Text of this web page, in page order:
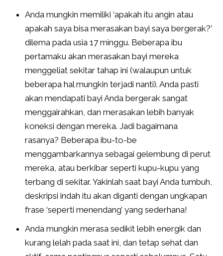
Anda mungkin memiliki ‘apakah itu angin atau
apakah saya bisa merasakan bayi saya bergerak?’
dilema pada usia 17 minggu. Beberapa ibu
pertamaku akan merasakan bayi mereka
menggeliat sekitar tahap ini (walaupun untuk
beberapa hal mungkin terjadi nanti). Anda pasti
akan mendapati bayi Anda bergerak sangat
menggairahkan, dan merasakan lebih banyak
koneksi dengan mereka. Jadi bagaimana
rasanya? Beberapa ibu-to-be
menggambarkannya sebagai gelembung di perut
mereka, atau berkibar seperti kupu-kupu yang
terbang di sekitar. Yakinlah saat bayi Anda tumbuh,
deskripsi indah itu akan diganti dengan ungkapan
frase ‘seperti menendang’ yang sederhana!
Anda mungkin merasa sedikit lebih energik dan
kurang lelah pada saat ini, dan tetap sehat dan